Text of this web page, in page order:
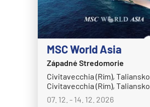
MSC World Asia
Západné Stredomorie
Civitavecchia (Rím), Taliansko
Civitavecchia (Rím), Taliansko
07. 12. - 14. 12. 2026